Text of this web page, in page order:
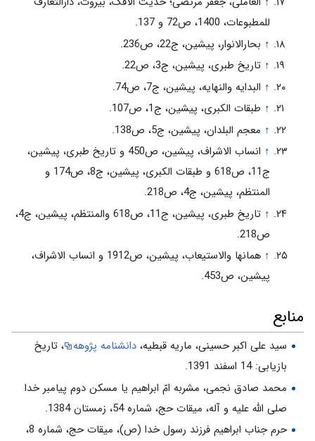
للمطبوعات، 1400، ص72 و 137.
↑ بحارالانوار، پیشین، ج22، ص236.
↑ تاریخ طبری، پیشین، ج3، ص22.
↑ البدایه والنهایه، پیشین، ج7، ص74.
↑ طبقات الکبری، پیشین، ج1، ص107.
↑ معجم البلدان، پیشین، ج5، ص138.
↑
انساب الاشراف، پیشین، ص450 و تاریخ طبری، پیشین،
ج11، ص618 و طبقات الکبری، پیشین، ج8، ص174 و
المنتظم، پیشین، ج4، ص218.
↑
تاریخ طبری، پیشین، ج11، ص618 والمنتظم، پیشین، ج4،
ص218.
↑
همانها والاستیعاب، پیشین، ص1912 و انساب الاشراف،
پیشین، ص453.
منابع
سید علی اکبر حسینی، ماریه قبطیه، دانشنامه پژوهه ، تاریخ
بازیابی: 14 اسفند 1391.
محمد صادق نجمی، مشربه امّ ابراهیم یا مسکن دوم پیامبر خدا
صلی الله علیه و آله‌، میقات حج، شماره 54، زمستان 1384.
حرم جناب ابراهیم فرزند رسول خدا (ص)، میقات حج، شماره 8،